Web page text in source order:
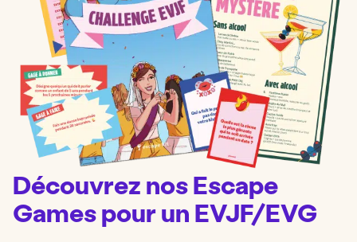
Découvrez nos Escape
Games pour un EVJF/EVG